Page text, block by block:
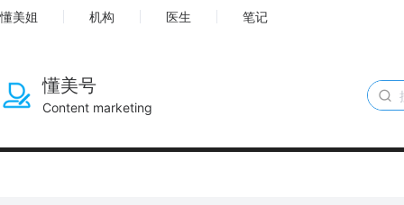
懂美姐 机构 医生 笔记
懂美号
Content marketing